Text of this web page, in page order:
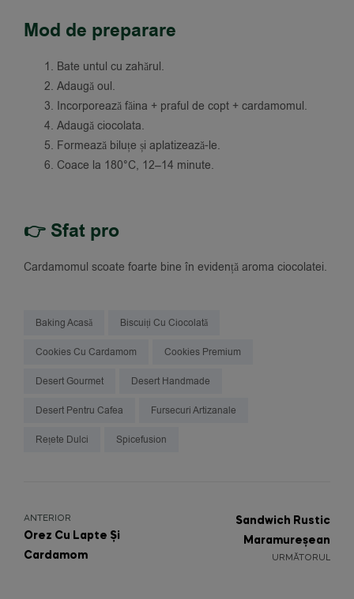
Mod de preparare
Bate untul cu zahărul.
Adaugă oul.
Incorporează făina + praful de copt + cardamomul.
Adaugă ciocolata.
Formează biluțe și aplatizează-le.
Coace la 180°C, 12–14 minute.
👉 Sfat pro
Cardamomul scoate foarte bine în evidență aroma ciocolatei.
Baking Acasă Biscuiți Cu Ciocolată
Cookies Cu Cardamom Cookies Premium
Desert Gourmet Desert Handmade
Desert Pentru Cafea Fursecuri Artizanale
Rețete Dulci Spicefusion
ANTERIOR
Orez Cu Lapte Și
Cardamom
URMĂTORUL
Sandwich Rustic
Maramureșean